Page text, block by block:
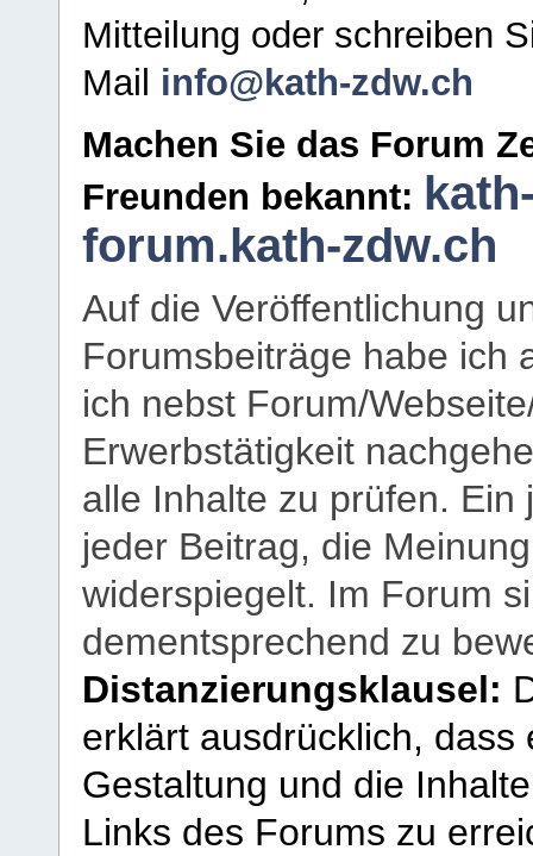
Mitteilung oder schreiben
Mail info@kath-zdw.ch
Machen Sie das Forum
Freunden bekannt:
forum.kath-zdw.ch
Auf die Veröffentlichung
Forumsbeiträge habe ich
ich nebst Forum/
Erwerbstätigkeit
alle Inhalte zu prüfen.
jeder Beitrag, die
widerspiegelt. Im Forum
dementsprechend zu
Distanzierungsklausel:
erklärt ausdrücklich,
Gestaltung und die
Links des Forums zu